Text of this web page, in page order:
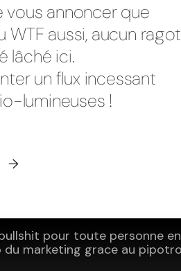
vous annoncer que
WTF aussi, aucun ragot
lâché ici.
un flux incessant
lumineuses !
→